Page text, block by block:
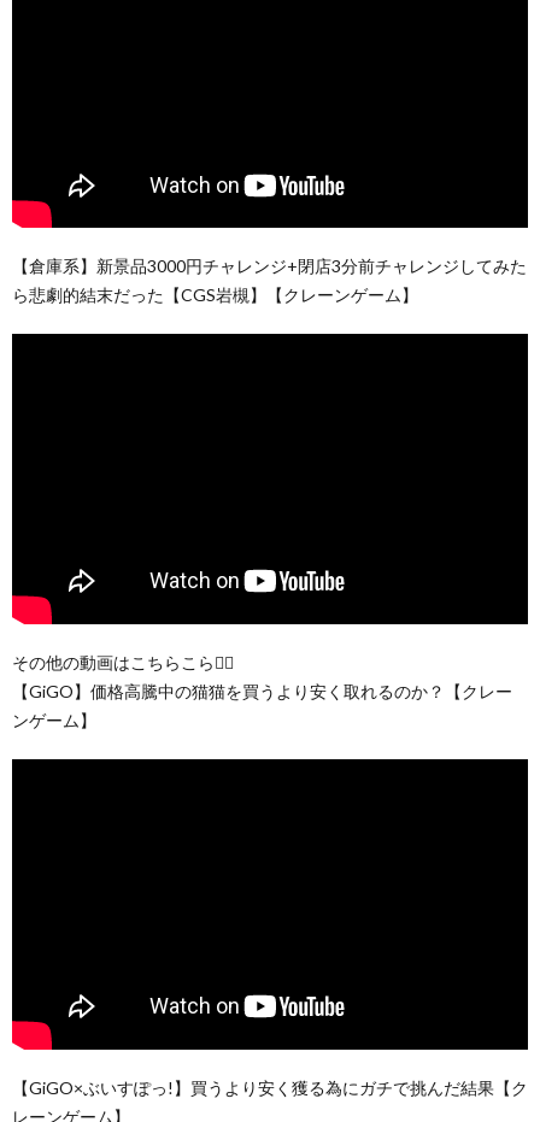
【倉庫系】新景品3000円チャレンジ+閉店3分前チャレンジしてみた
ら悲劇的結末だった【CGS岩槻】【クレーンゲーム】
その他の動画はこちらこら💁‍♂️
【GiGO】価格高騰中の猫猫を買うより安く取れるのか？【クレー
ンゲーム】
【GiGO×ぶいすぽっ!】買うより安く獲る為にガチで挑んだ結果【ク
レーンゲーム】